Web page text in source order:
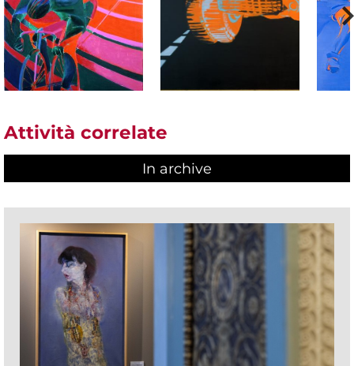
Attività correlate
In archive